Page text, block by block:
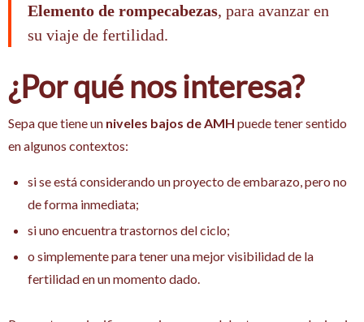
Elemento de rompecabezas, para avanzar en
su viaje de fertilidad.
¿Por qué nos interesa?
Sepa que tiene un niveles bajos de AMH puede tener sentido
en algunos contextos:
si se está considerando un proyecto de embarazo, pero no
de forma inmediata;
si uno encuentra trastornos del ciclo;
o simplemente para tener una mejor visibilidad de la
fertilidad en un momento dado.